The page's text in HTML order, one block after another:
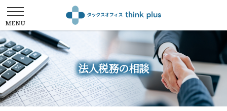
法人税務の相談